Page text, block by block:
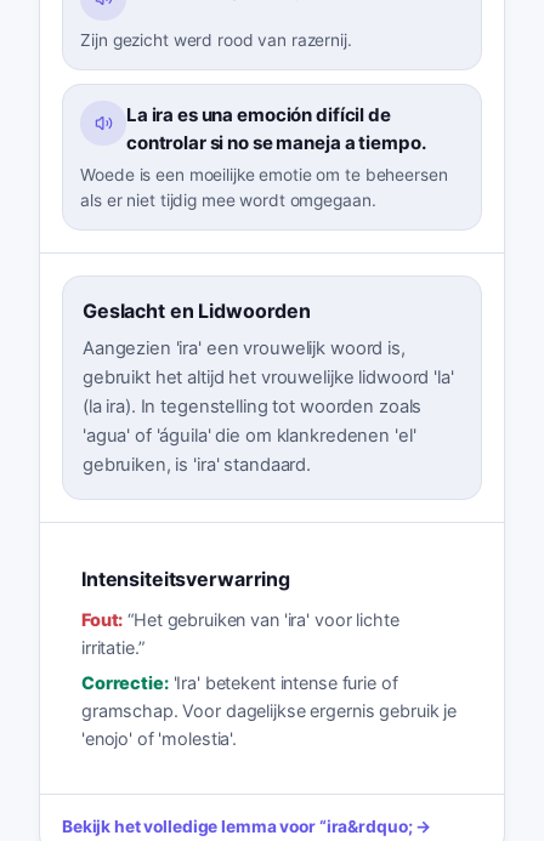
Zijn gezicht werd rood van razernij.
La ira es una emoción difícil de
controlar si no se maneja a tiempo.
Woede is een moeilijke emotie om te beheersen
als er niet tijdig mee wordt omgegaan.
Geslacht en Lidwoorden
Aangezien 'ira' een vrouwelijk woord is,
gebruikt het altijd het vrouwelijke lidwoord 'la'
(la ira). In tegenstelling tot woorden zoals
'agua' of 'águila' die om klankredenen 'el'
gebruiken, is 'ira' standaard.
Intensiteitsverwarring
Fout: “Het gebruiken van 'ira' voor lichte
irritatie.”
Correctie: 'Ira' betekent intense furie of
gramschap. Voor dagelijkse ergernis gebruik je
'enojo' of 'molestia'.
Bekijk het volledige lemma voor“ira&rdquo; →